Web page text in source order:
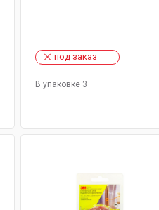
под заказ
В упаковке 3